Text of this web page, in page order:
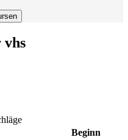
vhs
Beginn